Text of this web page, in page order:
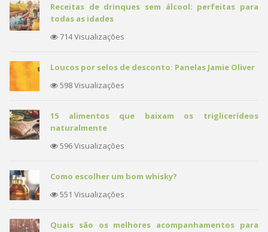
Receitas de drinques sem álcool: perfeitas para
todas as idades
714 Visualizações
Loucos por selos de desconto: Panelas Jamie Oliver
598 Visualizações
15 alimentos que baixam os triglicerídeos
naturalmente
596 Visualizações
Como escolher um bom whisky?
551 Visualizações
Quais são os melhores acompanhamentos para